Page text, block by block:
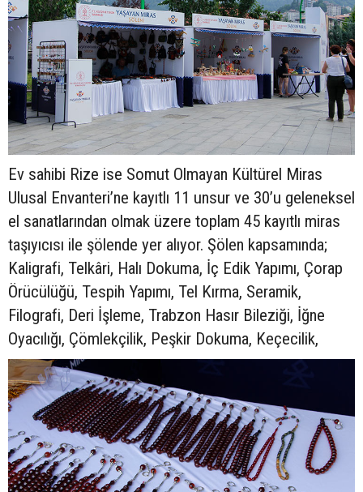
Ev sahibi Rize ise Somut Olmayan Kültürel Miras
Ulusal Envanteri’ne kayıtlı 11 unsur ve 30’u geleneksel
el sanatlarından olmak üzere toplam 45 kayıtlı miras
taşıyıcısı ile şölende yer alıyor. Şölen kapsamında;
Kaligrafi, Telkâri, Halı Dokuma, İç Edik Yapımı, Çorap
Örücülüğü, Tespih Yapımı, Tel Kırma, Seramik,
Filografi, Deri İşleme, Trabzon Hasır Bileziği, İğne
Oyacılığı, Çömlekçilik, Peşkir Dokuma, Keçecilik,